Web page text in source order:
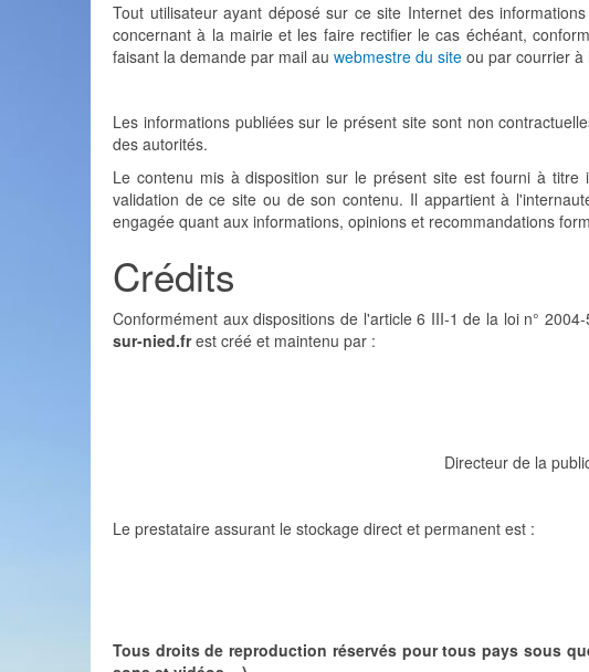
Tout utilisateur ayant déposé sur ce site Internet des
concernant à la mairie et les faire rectifier le cas échéant,
faisant la demande par mail au webmestre du site ou par courrier à
Les informations publiées sur le présent site sont non
des autorités.
Le contenu mis à disposition sur le présent site est fourni à
validation de ce site ou de son contenu. Il appartient à
engagée quant aux informations, opinions et recommandations
Crédits
Conformément aux dispositions de l'article 6 III-1 de la loi n°
sur-nied.frest créé et maintenu par :
Directeur de la
Le prestataire assurant le stockage direct et permanent est :
Tous droits de reproduction réservés pour tous pays sous